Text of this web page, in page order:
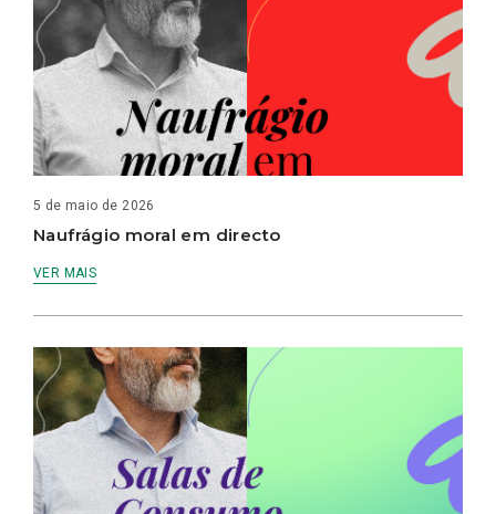
5 de maio de 2026
Naufrágio moral em directo
VER MAIS